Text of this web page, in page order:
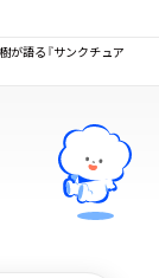
が語る『サンクチュア